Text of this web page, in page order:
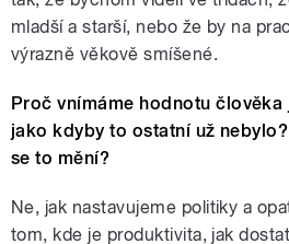
mladší a starší, nebo že by na
výrazně věkově smíšené.
Proč vnímáme hodnotu
jako kdyby to ostatní už
se to mění?
Ne, jak nastavujeme politiky a
tom, kde je produktivita, jak